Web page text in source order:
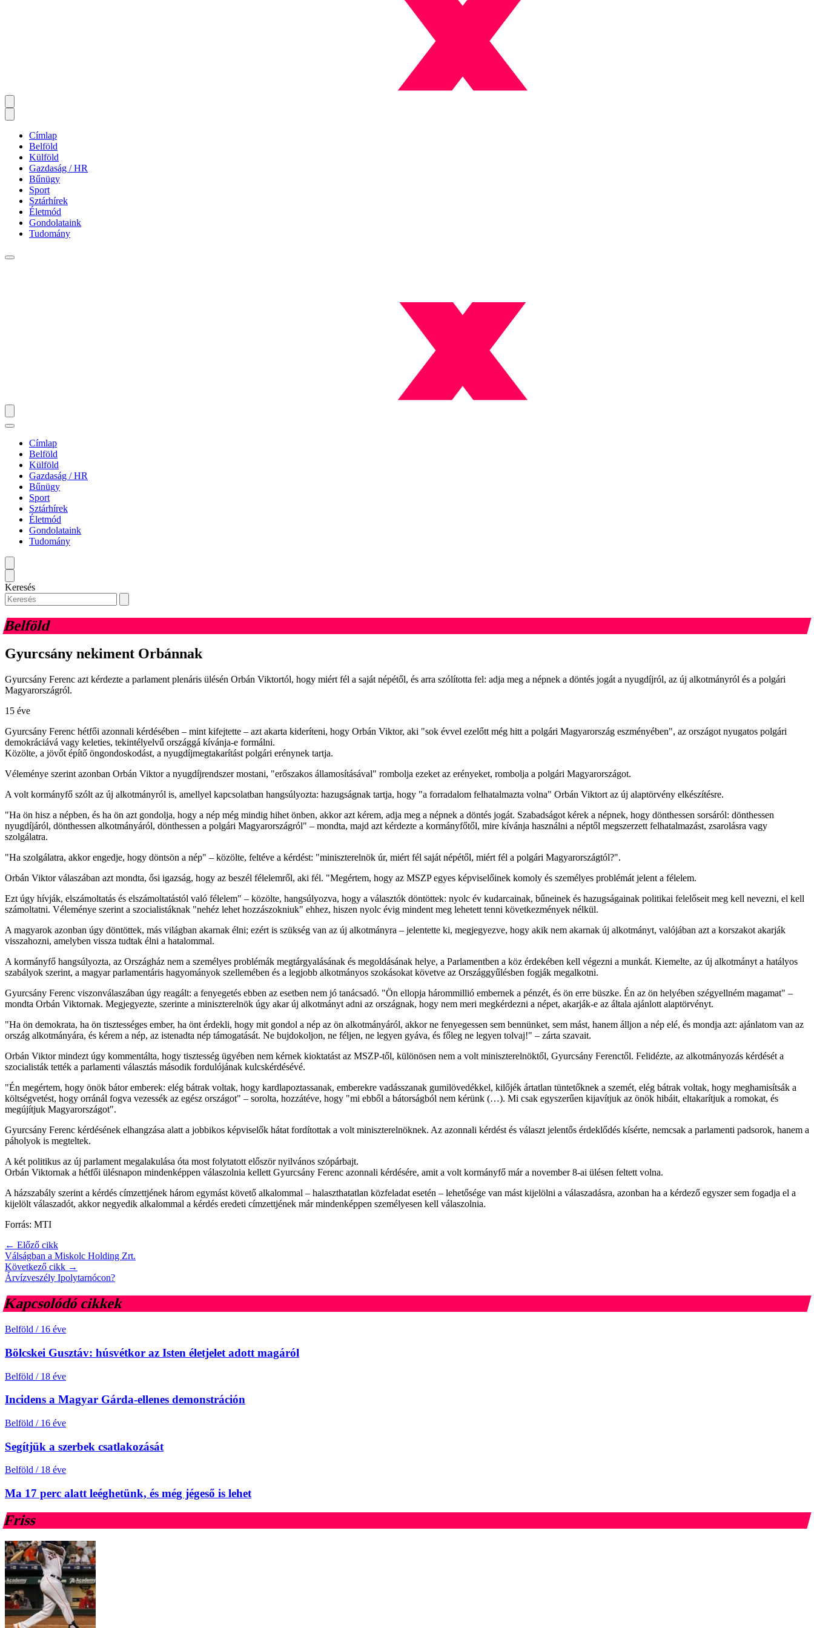
Címlap
Belföld
Külföld
Gazdaság / HR
Bűnügy
Sport
Sztárhírek
Életmód
Gondolataink
Tudomány
Címlap
Belföld
Külföld
Gazdaság / HR
Bűnügy
Sport
Sztárhírek
Életmód
Gondolataink
Tudomány
Keresés
Belföld
Gyurcsány nekiment Orbánnak
Gyurcsány Ferenc azt kérdezte a parlament plenáris ülésén Orbán Viktortól, hogy miért fél a saját népétől, és arra szólította fel: adja meg a népnek a döntés jogát a nyugdíjról, az új alkotmányról és a polgári
Magyarországról.
15 éve
Gyurcsány Ferenc hétfői azonnali kérdésében – mint kifejtette – azt akarta kideríteni, hogy Orbán Viktor, aki "sok évvel ezelőtt még hitt a polgári Magyarország eszményében", az országot nyugatos polgári
demokráciává vagy keleties, tekintélyelvű országgá kívánja-e formálni.
Közölte, a jövőt építő öngondoskodást, a nyugdíjmegtakarítást polgári erénynek tartja.
Véleménye szerint azonban Orbán Viktor a nyugdíjrendszer mostani, "erőszakos államosításával" rombolja ezeket az erényeket, rombolja a polgári Magyarországot.
A volt kormányfő szólt az új alkotmányról is, amellyel kapcsolatban hangsúlyozta: hazugságnak tartja, hogy "a forradalom felhatalmazta volna" Orbán Viktort az új alaptörvény elkészítésre.
"Ha ön hisz a népben, és ha ön azt gondolja, hogy a nép még mindig hihet önben, akkor azt kérem, adja meg a népnek a döntés jogát. Szabadságot kérek a népnek, hogy dönthessen sorsáról: dönthessen
nyugdíjáról, dönthessen alkotmányáról, dönthessen a polgári Magyarországról" – mondta, majd azt kérdezte a kormányfőtől, mire kívánja használni a néptől megszerzett felhatalmazást, zsarolásra vagy
szolgálatra.
"Ha szolgálatra, akkor engedje, hogy döntsön a nép" – közölte, feltéve a kérdést: "miniszterelnök úr, miért fél saját népétől, miért fél a polgári Magyarországtól?".
Orbán Viktor válaszában azt mondta, ősi igazság, hogy az beszél félelemről, aki fél. "Megértem, hogy az MSZP egyes képviselőinek komoly és személyes problémát jelent a félelem.
Ezt úgy hívják, elszámoltatás és elszámoltatástól való félelem" – közölte, hangsúlyozva, hogy a választók döntöttek: nyolc év kudarcainak, bűneinek és hazugságainak politikai felelőseit meg kell nevezni, el kell
számoltatni. Véleménye szerint a szocialistáknak "nehéz lehet hozzászokniuk" ehhez, hiszen nyolc évig mindent meg lehetett tenni következmények nélkül.
A magyarok azonban úgy döntöttek, más világban akarnak élni; ezért is szükség van az új alkotmányra – jelentette ki, megjegyezve, hogy akik nem akarnak új alkotmányt, valójában azt a korszakot akarják
visszahozni, amelyben vissza tudtak élni a hatalommal.
A kormányfő hangsúlyozta, az Országház nem a személyes problémák megtárgyalásának és megoldásának helye, a Parlamentben a köz érdekében kell végezni a munkát. Kiemelte, az új alkotmányt a hatályos
szabályok szerint, a magyar parlamentáris hagyományok szellemében és a legjobb alkotmányos szokásokat követve az Országgyűlésben fogják megalkotni.
Gyurcsány Ferenc viszonválaszában úgy reagált: a fenyegetés ebben az esetben nem jó tanácsadó. "Ön ellopja hárommillió embernek a pénzét, és ön erre büszke. Én az ön helyében szégyellném magamat" –
mondta Orbán Viktornak. Megjegyezte, szerinte a miniszterelnök úgy akar új alkotmányt adni az országnak, hogy nem meri megkérdezni a népet, akarják-e az általa ajánlott alaptörvényt.
"Ha ön demokrata, ha ön tisztességes ember, ha önt érdekli, hogy mit gondol a nép az ön alkotmányáról, akkor ne fenyegessen sem bennünket, sem mást, hanem álljon a nép elé, és mondja azt: ajánlatom van az
ország alkotmányára, és kérem a nép, az istenadta nép támogatását. Ne bujdokoljon, ne féljen, ne legyen gyáva, és főleg ne legyen tolvaj!" – zárta szavait.
Orbán Viktor mindezt úgy kommentálta, hogy tisztesség ügyében nem kérnek kioktatást az MSZP-től, különösen nem a volt miniszterelnöktől, Gyurcsány Ferenctől. Felidézte, az alkotmányozás kérdését a
szocialisták tették a parlamenti választás második fordulójának kulcskérdésévé.
"Én megértem, hogy önök bátor emberek: elég bátrak voltak, hogy kardlapoztassanak, emberekre vadásszanak gumilövedékkel, kilőjék ártatlan tüntetőknek a szemét, elég bátrak voltak, hogy meghamisítsák a
költségvetést, hogy orránál fogva vezessék az egész országot" – sorolta, hozzátéve, hogy "mi ebből a bátorságból nem kérünk (…). Mi csak egyszerűen kijavítjuk az önök hibáit, eltakarítjuk a romokat, és
megújítjuk Magyarországot".
Gyurcsány Ferenc kérdésének elhangzása alatt a jobbikos képviselők hátat fordítottak a volt miniszterelnöknek. Az azonnali kérdést és választ jelentős érdeklődés kísérte, nemcsak a parlamenti padsorok, hanem a
páholyok is megteltek.
A két politikus az új parlament megalakulása óta most folytatott először nyilvános szópárbajt.
Orbán Viktornak a hétfői ülésnapon mindenképpen válaszolnia kellett Gyurcsány Ferenc azonnali kérdésére, amit a volt kormányfő már a november 8-ai ülésen feltett volna.
A házszabály szerint a kérdés címzettjének három egymást követő alkalommal – halaszthatatlan közfeladat esetén – lehetősége van mást kijelölni a válaszadásra, azonban ha a kérdező egyszer sem fogadja el a
kijelölt válaszadót, akkor negyedik alkalommal a kérdés eredeti címzettjének már mindenképpen személyesen kell válaszolnia.
Forrás: MTI
← Előző cikk
Válságban a Miskolc Holding Zrt.
Következő cikk →
Árvízveszély Ipolytarnócon?
Kapcsolódó cikkek
Belföld / 16 éve
Bölcskei Gusztáv: húsvétkor az Isten életjelet adott magáról
Belföld / 18 éve
Incidens a Magyar Gárda-ellenes demonstráción
Belföld / 16 éve
Segítjük a szerbek csatlakozását
Belföld / 18 éve
Ma 17 perc alatt leéghetünk, és még jégeső is lehet
Friss